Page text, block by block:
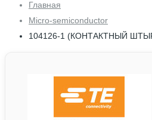
Главная
Micro-semiconductor
104126-1 (КОНТАКТНЫЙ